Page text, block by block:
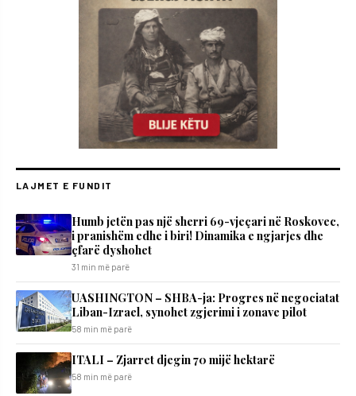
LAJMET E FUNDIT
Humb jetën pas një sherri 69-vjeçari në Roskovec,
i pranishëm edhe i biri! Dinamika e ngjarjes dhe
çfarë dyshohet
31 min më parë
UASHINGTON – SHBA-ja: Progres në negociatat
Liban-Izrael, synohet zgjerimi i zonave pilot
58 min më parë
ITALI – Zjarret djegin 70 mijë hektarë
58 min më parë